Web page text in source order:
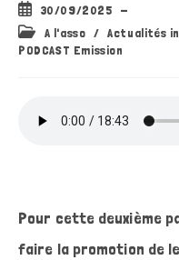
Publication
publiée :
30/09/2025
Post
category:
A l'asso / Actualités
PODCAST Emission
Pour cette deuxième
faire la promotion de